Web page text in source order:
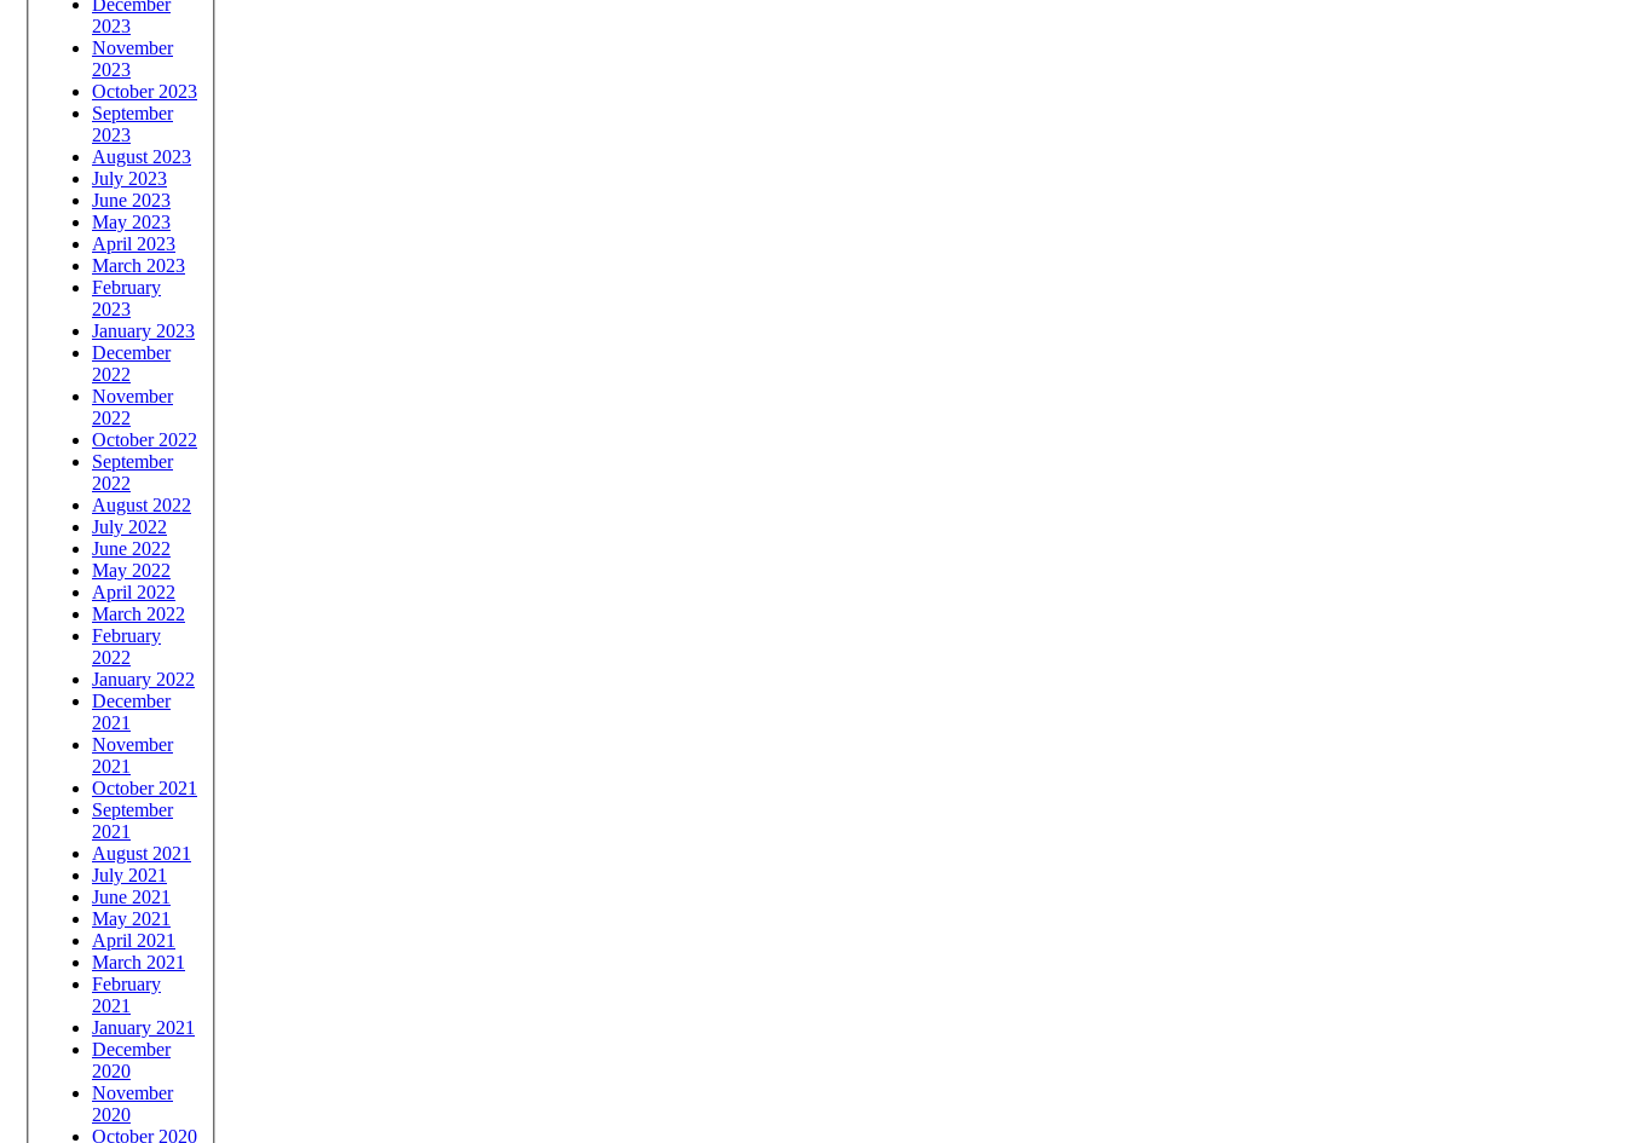
2023
November
2023
October 2023
September
2023
August 2023
July 2023
June 2023
May 2023
April 2023
March 2023
February
2023
January 2023
December
2022
November
2022
October 2022
September
2022
August 2022
July 2022
June 2022
May 2022
April 2022
March 2022
February
2022
January 2022
December
2021
November
2021
October 2021
September
2021
August 2021
July 2021
June 2021
May 2021
April 2021
March 2021
February
2021
January 2021
December
2020
November
2020
October 2020